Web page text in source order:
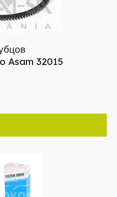
Asam 32015